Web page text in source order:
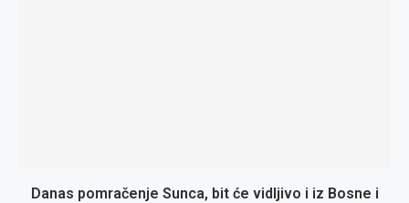
Danas pomračenje Sunca, bit će vidljivo i iz Bosne i